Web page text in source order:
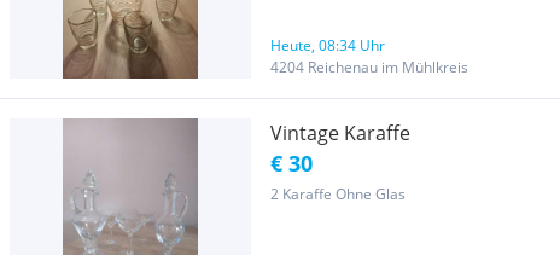
Heute, 08:34 Uhr
4204 Reichenau im Mühlkreis
Vintage Karaffe
€ 30
2 Karaffe Ohne Glas